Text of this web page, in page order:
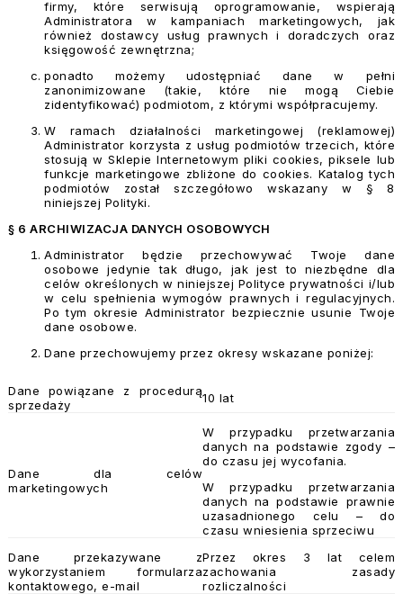
firmy, które serwisują oprogramowanie, wspierają
Administratora w kampaniach marketingowych, jak
również dostawcy usług prawnych i doradczych oraz
księgowość zewnętrzna;
ponadto możemy udostępniać dane w pełni
zanonimizowane (takie, które nie mogą Ciebie
zidentyfikować) podmiotom, z którymi współpracujemy.
W ramach działalności marketingowej (reklamowej)
Administrator korzysta z usług podmiotów trzecich, które
stosują w Sklepie Internetowym pliki cookies, piksele lub
funkcje marketingowe zbliżone do cookies. Katalog tych
podmiotów został szczegółowo wskazany w § 8
niniejszej Polityki.
§ 6 ARCHIWIZACJA DANYCH OSOBOWYCH
Administrator będzie przechowywać Twoje dane
osobowe jedynie tak długo, jak jest to niezbędne dla
celów określonych w niniejszej Polityce prywatności i/lub
w celu spełnienia wymogów prawnych i regulacyjnych.
Po tym okresie Administrator bezpiecznie usunie Twoje
dane osobowe.
Dane przechowujemy przez okresy wskazane poniżej:
Dane powiązane z procedurą
sprzedaży
10 lat
Dane dla celów
marketingowych
W przypadku przetwarzania
danych na podstawie zgody –
do czasu jej wycofania.
W przypadku przetwarzania
danych na podstawie prawnie
uzasadnionego celu – do
czasu wniesienia sprzeciwu
Dane przekazywane z
wykorzystaniem formularza
kontaktowego, e-mail
Przez okres 3 lat celem
zachowania zasady
rozliczalności